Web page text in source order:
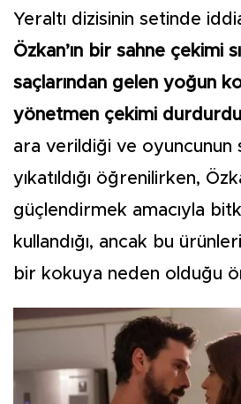
Yeraltı dizisinin setinde
Özkan’ın bir sahne çekimi
saçlarından gelen yoğun
yönetmen çekimi
ara verildiği ve oyuncunun
yıkatıldığı öğrenilirken,
güçlendirmek amacıyla
kullandığı, ancak bu
bir kokuya neden olduğu